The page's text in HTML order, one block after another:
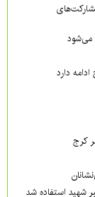
می‌شود
دارد
کرج
شهید استفاده شد